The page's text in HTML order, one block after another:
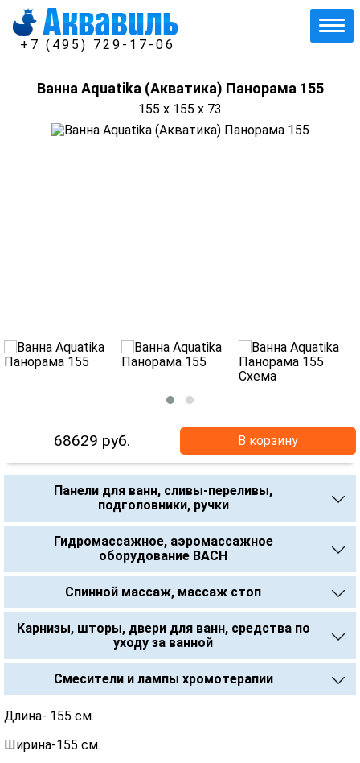
+7 (495) 729-17-06
Ванна Aquatika (Акватика) Панорама 155
155 x 155 x 73
68629 руб. В корзину
Панели для ванн, сливы-переливы,
подголовники, ручки
Гидромассажное, аэромассажное
оборудование BACH
Спинной массаж, массаж стоп
Карнизы, шторы, двери для ванн, средства по
уходу за ванной
Смесители и лампы хромотерапии
Длина- 155 см.
Ширина-155 см.